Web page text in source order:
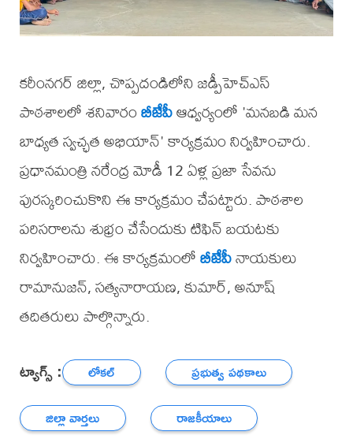
కరీంనగర్ జిల్లా, చొప్పదండిలోని జడ్పీహెచ్ఎస్
పాఠశాలలో శనివారంబీజేపీఆధ్వర్యంలో 'మనబడి మన
బాధ్యత స్వచ్ఛత అభియాన్' కార్యక్రమం నిర్వహించారు.
ప్రధానమంత్రి నరేంద్ర మోడీ 12 ఏళ్ల ప్రజా సేవను
పురస్కరించుకొని ఈ కార్యక్రమం చేపట్టారు. పాఠశాల
పరిసరాలను శుభ్రం చేసేందుకు టిఫిన్ బయటకు
నిర్వహించారు. ఈ కార్యక్రమంలోబీజేపీనాయకులు
రామానుజన్, సత్యనారాయణ, కుమార్, అనూష్
తదితరులు పాల్గొన్నారు.
ట్యాగ్స్ : లోకల్
ప్రభుత్వ పథకాలు
జిల్లా వార్తలు
రాజకీయాలు